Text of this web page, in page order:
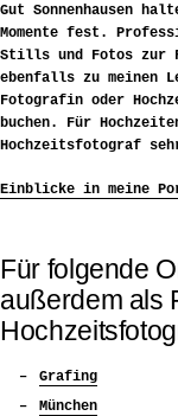
Gut Sonnenhausen
Momente fest.
Stills und Fotos zur
ebenfalls zu meinen
Fotografin oder
buchen. Für
Hochzeitsfotograf
Einblicke in meine
Für folgende
außerdem als
Grafing
München